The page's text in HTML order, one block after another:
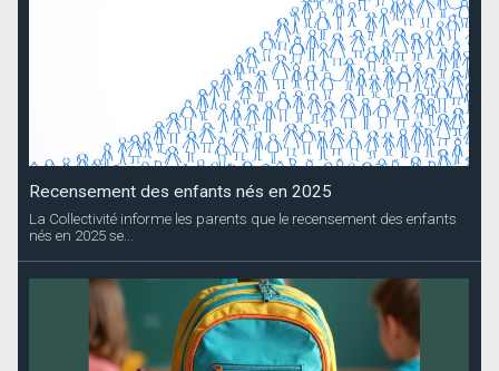
Recensement des enfants nés en 2025
La Collectivité informe les parents que le recensement des enfants
nés en 2025 se...